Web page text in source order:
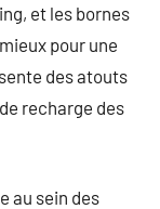
et les bornes
pour une
des atouts
recharge des
au sein des